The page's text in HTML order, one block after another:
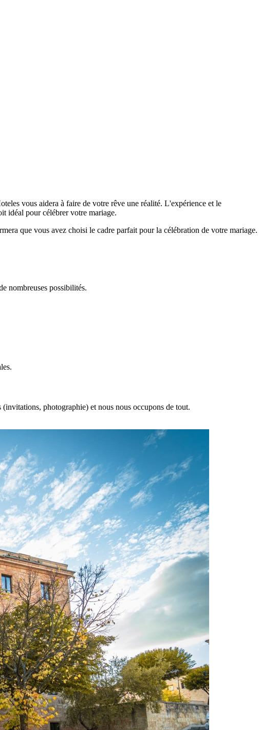
vous aidera à faire de votre rêve une réalité. L'expérience et le
idéal pour célébrer votre mariage.
que vous avez choisi le cadre parfait pour la célébration de votre mariage.
nombreuses possibilités.
photographie) et nous nous occupons de tout.